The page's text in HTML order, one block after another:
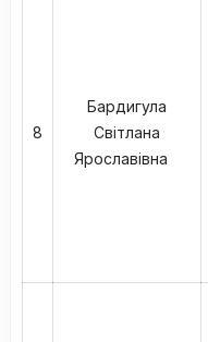
8
Бардигула
Світлана
Ярославівна